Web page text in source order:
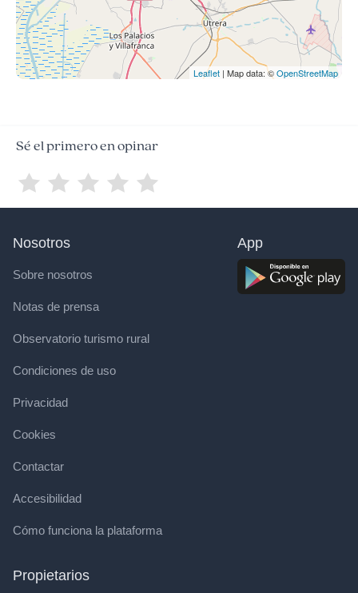
Leaflet | Map data: ©OpenStreetMap
Sé el primero en opinar
Nosotros
Sobre nosotros
Notas de prensa
Observatorio turismo rural
Condiciones de uso
Privacidad
Cookies
Contactar
Accesibilidad
Cómo funciona la plataforma
Propietarios
App